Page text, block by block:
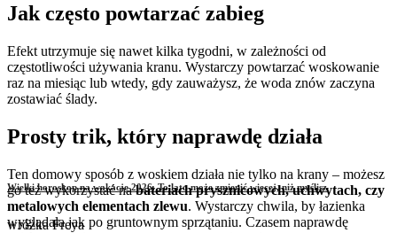
Wielki horoskop na wakacje 2026. To lato może zmienić więcej, niż myślisz
wróżka Freya
Jak często powtarzać zabieg
Efekt utrzymuje się nawet kilka tygodni, w zależności od
częstotliwości używania kranu. Wystarczy powtarzać woskowanie
raz na miesiąc lub wtedy, gdy zauważysz, że woda znów zaczyna
zostawiać ślady.
Prosty trik, który naprawdę działa
Ten domowy sposób z woskiem działa nie tylko na krany – możesz
go też wykorzystać nabateriach prysznicowych, uchwytach, czy
metalowych elementach zlewu. Wystarczy chwila, by łazienka
wyglądała jak po gruntownym sprzątaniu. Czasem naprawdę